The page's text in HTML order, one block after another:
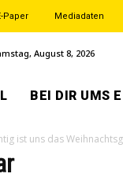
Paper Mediadaten
August 8, 2026
BEI DIR UMS
ist uns das